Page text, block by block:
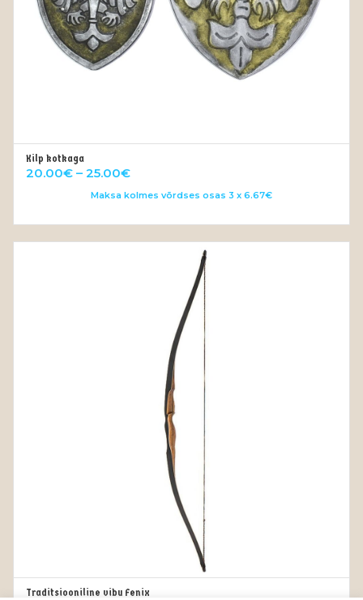
Kilp kotkaga
20.00€ – 25.00€Price
range:
through
25.00€
Maksa kolmes võrdses osas 3 x 6.67€
Traditsiooniline vibu Fenix